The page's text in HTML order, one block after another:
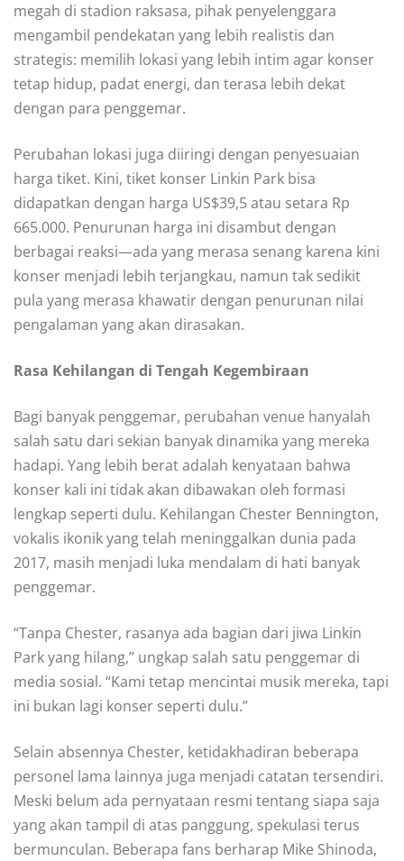
megah di stadion raksasa, pihak penyelenggara
mengambil pendekatan yang lebih realistis dan
strategis: memilih lokasi yang lebih intim agar konser
tetap hidup, padat energi, dan terasa lebih dekat
dengan para penggemar.
Perubahan lokasi juga diiringi dengan penyesuaian
harga tiket. Kini, tiket konser Linkin Park bisa
didapatkan dengan harga US$39,5 atau setara Rp
665.000. Penurunan harga ini disambut dengan
berbagai reaksi—ada yang merasa senang karena kini
konser menjadi lebih terjangkau, namun tak sedikit
pula yang merasa khawatir dengan penurunan nilai
pengalaman yang akan dirasakan.
Rasa Kehilangan di Tengah Kegembiraan
Bagi banyak penggemar, perubahan venue hanyalah
salah satu dari sekian banyak dinamika yang mereka
hadapi. Yang lebih berat adalah kenyataan bahwa
konser kali ini tidak akan dibawakan oleh formasi
lengkap seperti dulu. Kehilangan Chester Bennington,
vokalis ikonik yang telah meninggalkan dunia pada
2017, masih menjadi luka mendalam di hati banyak
penggemar.
“Tanpa Chester, rasanya ada bagian dari jiwa Linkin
Park yang hilang,” ungkap salah satu penggemar di
media sosial. “Kami tetap mencintai musik mereka, tapi
ini bukan lagi konser seperti dulu.”
Selain absennya Chester, ketidakhadiran beberapa
personel lama lainnya juga menjadi catatan tersendiri.
Meski belum ada pernyataan resmi tentang siapa saja
yang akan tampil di atas panggung, spekulasi terus
bermunculan. Beberapa fans berharap Mike Shinoda,